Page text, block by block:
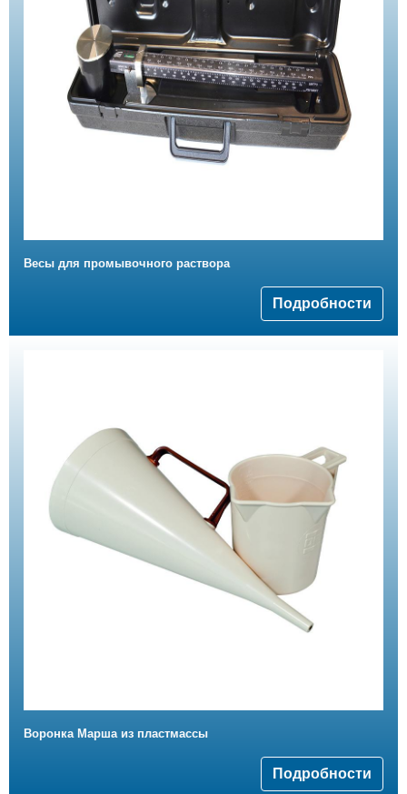
Весы для промывочного раствора
Подробности
Воронка Mарша из пластмассы
Подробности